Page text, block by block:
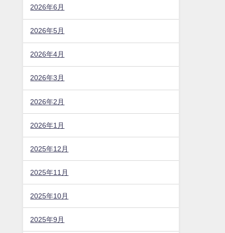
2026年6月
2026年5月
2026年4月
2026年3月
2026年2月
2026年1月
2025年12月
2025年11月
2025年10月
2025年9月